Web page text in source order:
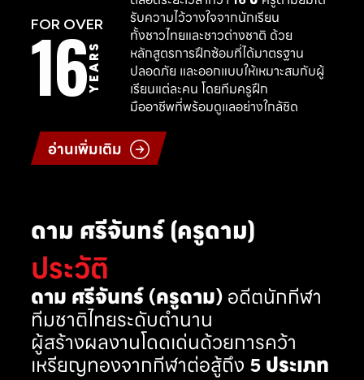
FOR OVER
16YEARS
รับความไว้วางใจจากนักเรียน
ทั้งชาวไทยและชาวต่างชาติ ด้วย
หลักสูตรการฝึกซ้อมที่ได้มาตรฐาน
ปลอดภัย และออกแบบให้เหมาะสมกับผู้
เรียนแต่ละคน โดยทีมครูฝึก
มืออาชีพที่พร้อมดูแลอย่างใกล้ชิด
อ่านเพิ่มเติม
ดาม ศรีจันทร์ (ครูดาม)
ประวัติ
ดาม ศรีจันทร์ (ครูดาม)อดีตนักกีฬา
ทีมชาติไทยระดับตำนาน
ผู้สร้างผลงานโดดเด่นด้วยการคว้า
เหรียญทองจากกีฬาต่อสู้ถึง 5 ประเภท